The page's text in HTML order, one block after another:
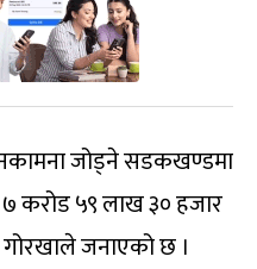
जोड्ने सडकखण्डमा
करोड ५९ लाख ३० हजार
गोरखाले जनाएको छ ।